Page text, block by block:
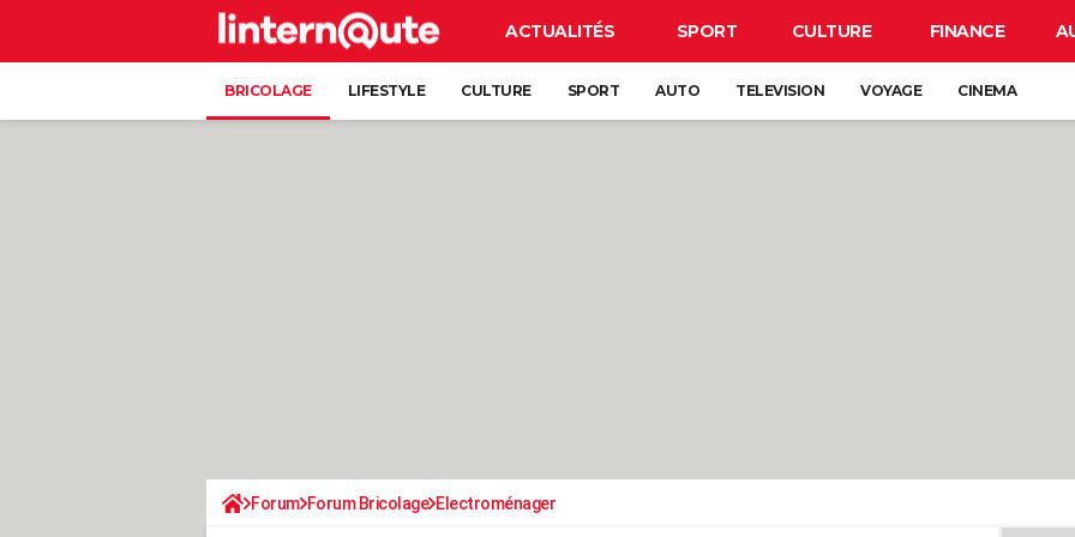
ACTUALITÉS SPORT CULTURE FINANCE
BRICOLAGE LIFESTYLE CULTURE SPORT AUTO TELEVISION VOYAGE CINEMA
Forum Forum Bricolage Electroménager